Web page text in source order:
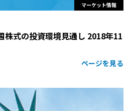
マーケット情報
株式の投資環境見通し 2018年11
ページを見る